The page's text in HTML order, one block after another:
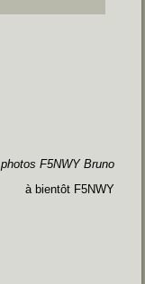
photos F5NWY Bruno
à bientôt F5NWY